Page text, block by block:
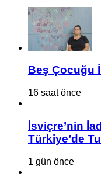
Beş Çocuğu
16 saat önce
İsviçre’nin
Türkiye’de
1 gün önce